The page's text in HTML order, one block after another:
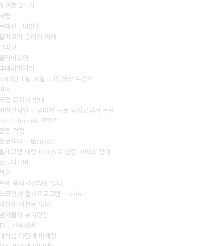
세월호 2주기
사람
문재인 , 더민주
알파고의 승리와 미래
알파고
필리버스터
대테러방지법
2016년 1월 20일 HJ평화상 수상자
미드
정 교과서 반대
비현실적인 느낌마저 드는 국정교과서 논란
Don’t forget. 공정함
전쟁 걱정
프로젝터 – thanks!
텔레그램 대량 DDOS로 인한 서비스 장애
오늘의유머
혁오
폰에 음식사진밖에 없다.
스크린샷 캡쳐프로그램 – Skitch
직업에 귀천은 없다.
남자들의 부지런함
, 선택장애
네리움 다단계 마케팅